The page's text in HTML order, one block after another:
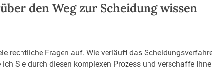
den Weg zur Scheidung wissen
rechtliche Fragen auf. Wie verläuft das
Sie durch diesen komplexen Prozess und verschaffe